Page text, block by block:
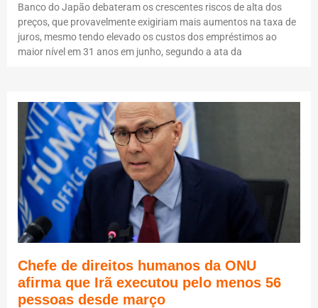
Banco do Japão debateram os crescentes riscos de alta dos
preços, que provavelmente exigiriam mais aumentos na taxa de
juros, mesmo tendo elevado os custos dos empréstimos ao
maior nível em 31 anos em junho, segundo a ata da
Chefe de direitos humanos da ONU
afirma que Irã executou pelo menos 56
pessoas desde março